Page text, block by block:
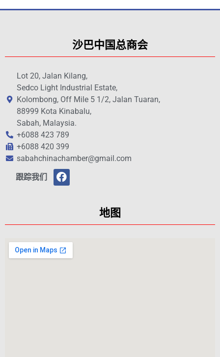
沙巴中国总商会
Lot 20, Jalan Kilang,
Sedco Light Industrial Estate,
Kolombong, Off Mile 5 1/2, Jalan Tuaran,
88999 Kota Kinabalu,
Sabah, Malaysia.
+6088 423 789
+6088 420 399
sabahchinachamber@gmail.com
跟踪我们
地图